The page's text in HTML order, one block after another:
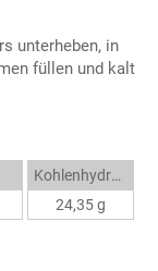
unterheben, in
füllen und kalt
Kohlenhydrate
24,35 g